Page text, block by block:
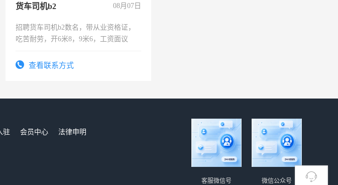
货车司机b2 08月07日
招聘货车司机b2数名，带从业资格证，
吃苦耐劳，开6米8，9米6，工资面议
查看联系方式
驻 会员中心
法律申明
微信公众号
客服微信号